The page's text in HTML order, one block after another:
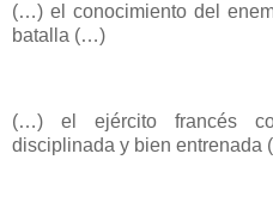
(…) el conocimiento del
batalla (…)
(…) el ejército francés
disciplinada y bien entrenada